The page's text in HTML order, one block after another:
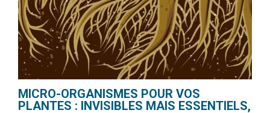
MICRO-ORGANISMES POUR VOS
PLANTES : INVISIBLES MAIS ESSENTIELS,